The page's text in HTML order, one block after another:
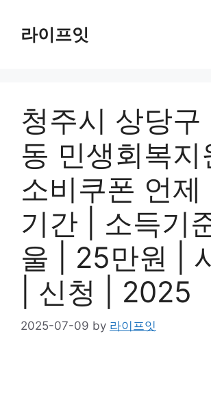
content라이프잇
청주시 상당구
동 민생회복지
소비쿠폰 언제
기간 | 소득기
울 | 25만원 |
| 신청 | 2025
2025-07-09 by 라이프잇